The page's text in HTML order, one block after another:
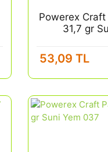
Powerex
31,7 gr
53,09 TL